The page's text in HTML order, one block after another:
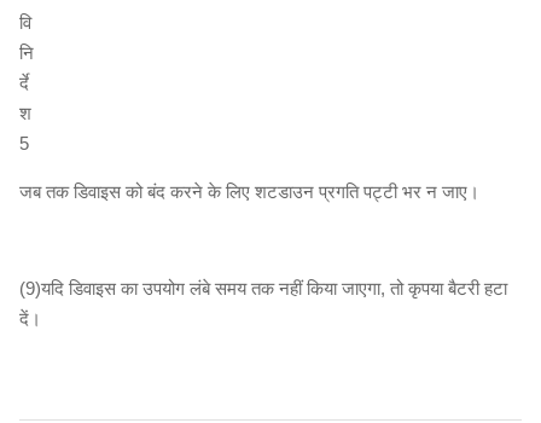
जब तक डिवाइस को बंद करने के लिए शटडाउन प्रगति पट्टी भर न जाए।
(9)यदि डिवाइस का उपयोग लंबे समय तक नहीं किया जाएगा, तो कृपया बैटरी हटा
दें।